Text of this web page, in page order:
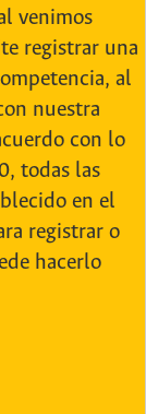
venimos
registrar una
al
nuestra
con lo
todas las
en el
registrar o
hacerlo